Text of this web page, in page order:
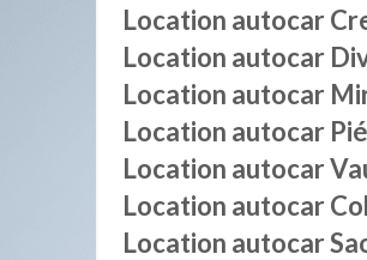
Location autocar
Location autocar
Location autocar
Location autocar
Location autocar
Location autocar
Location autocar